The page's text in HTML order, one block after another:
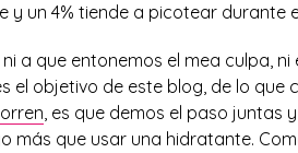
y un 4% tiende a picotear durante
a que entonemos el mea culpa, ni
el objetivo de este blog, de lo que
, es que demos el paso juntas
más que usar una hidratante.